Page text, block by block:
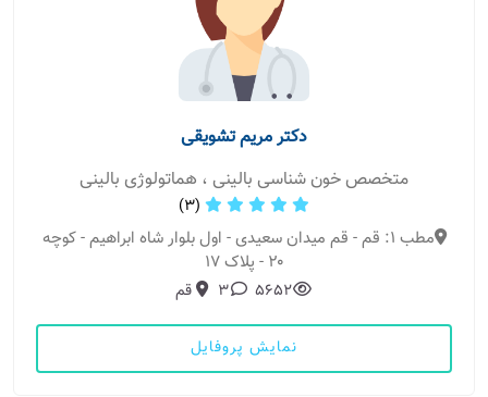
دکتر مریم تشویقی
متخصص خون شناسی بالینی ، هماتولوژی بالینی
(3)
مطب 1: قم - قم میدان سعیدی - اول بلوار شاه ابراهیم - کوچه
۲۰ - پلاک ۱۷
5652
3 قم
نمایش پروفایل